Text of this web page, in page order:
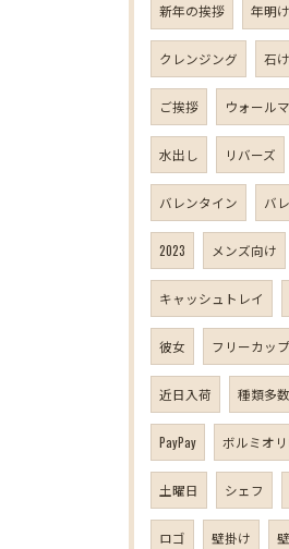
新年の挨拶 年明
クレンジング 石
ご挨拶 ウォール
水出し リバーズ
バレンタイン バ
2023 メンズ向け
キャッシュトレイ
彼女 フリーカップ
近日入荷 種類多数
PayPay ボルミオ
土曜日 シェフ
ロゴ 壁掛け